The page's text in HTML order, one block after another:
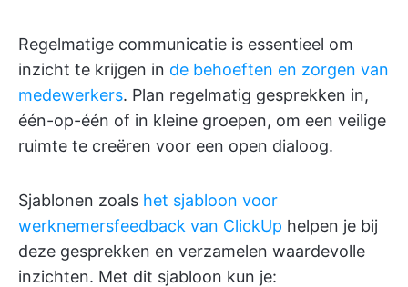
Regelmatige communicatie is essentieel om
inzicht te krijgen in de behoeften en zorgen van
medewerkers. Plan regelmatig gesprekken in,
één-op-één of in kleine groepen, om een veilige
ruimte te creëren voor een open dialoog.
Sjablonen zoals het sjabloon voor
werknemersfeedback van ClickUp helpen je bij
deze gesprekken en verzamelen waardevolle
inzichten. Met dit sjabloon kun je: